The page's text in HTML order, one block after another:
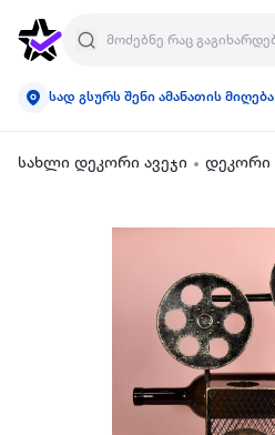
სად გსურს შენი ამანათის მიღება
სახლი დეკორი ავეჯი დეკორი